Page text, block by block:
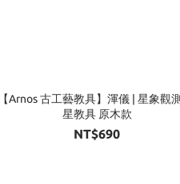
【Arnos 古工藝教具】渾儀 | 星象觀
星教具 原木款
NT$690